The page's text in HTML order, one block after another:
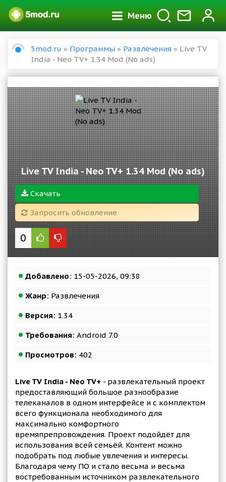
Меню
5mod.ru » Программы » Развлечения » Live TV
India - Neo TV+ 1.34 Mod (No ads)
Live TV India - Neo TV+ 1.34 Mod (No ads)
Скачать
Запросить обновление
0
Добавлено: 15-05-2026, 09:38
Жанр: Развлечения
Версия: 1.34
Требования: Android 7.0
Просмотров: 402
Live TV India - Neo TV+ - развлекательный проект
предоставляющий большое разнообразие
телеканалов в одном интерфейсе и с комплектом
всего функционала необходимого для
максимально комфортного
времяпрепровождения. Проект подойдёт для
использования всей семьёй. Контент можно
подобрать под любые увлечения и интересы.
Благодаря чему ПО и стало весьма и весьма
востребованным источником развлекательного